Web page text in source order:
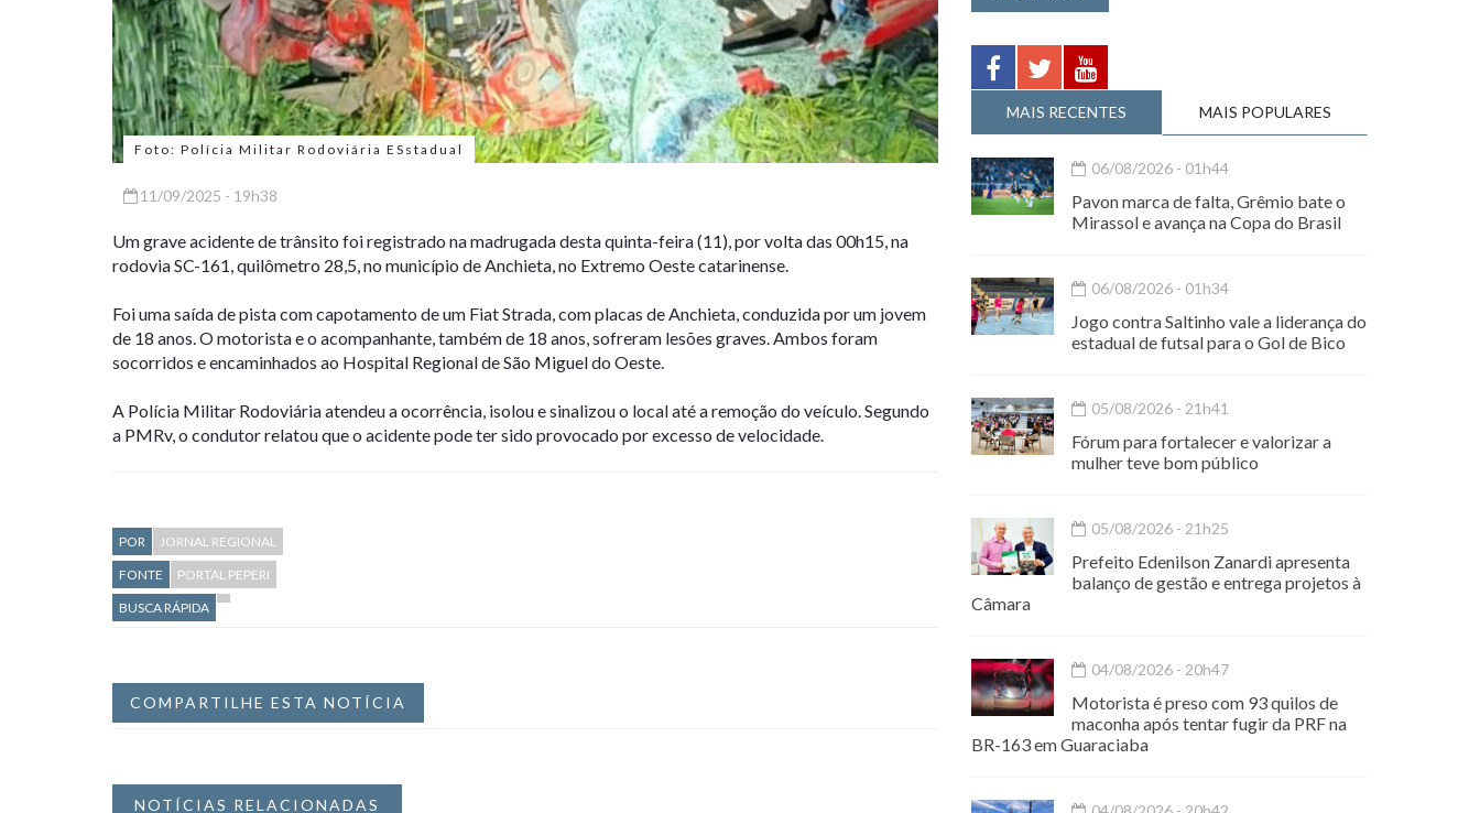
Foto: Polícia Militar Rodoviária ESstadual
11/09/2025 - 19h38
Um grave acidente de trânsito foi registrado na madrugada desta quinta-feira (11), por volta das 00h15, na
rodovia SC-161, quilômetro 28,5, no município de Anchieta, no Extremo Oeste catarinense.
Foi uma saída de pista com capotamento de um Fiat Strada, com placas de Anchieta, conduzida por um jovem
de 18 anos. O motorista e o acompanhante, também de 18 anos, sofreram lesões graves. Ambos foram
socorridos e encaminhados ao Hospital Regional de São Miguel do Oeste.
A Polícia Militar Rodoviária atendeu a ocorrência, isolou e sinalizou o local até a remoção do veículo. Segundo
a PMRv, o condutor relatou que o acidente pode ter sido provocado por excesso de velocidade.
POR
JORNAL REGIONAL
FONTE
PORTAL PEPERI
BUSCA RÁPIDA
COMPARTILHE ESTA NOTÍCIA
NOTÍCIAS RELACIONADAS
MAIS RECENTES MAIS POPULARES
06/08/2026 - 01h44
Pavon marca de falta, Grêmio bate o
Mirassol e avança na Copa do Brasil
06/08/2026 - 01h34
Jogo contra Saltinho vale a liderança do
estadual de futsal para o Gol de Bico
05/08/2026 - 21h41
Fórum para fortalecer e valorizar a
mulher teve bom público
05/08/2026 - 21h25
Prefeito Edenilson Zanardi apresenta
balanço de gestão e entrega projetos à
Câmara
04/08/2026 - 20h47
Motorista é preso com 93 quilos de
maconha após tentar fugir da PRF na
BR-163 em Guaraciaba